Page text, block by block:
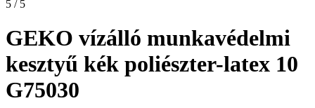
5 / 5
GEKO vízálló munkavédelmi
kesztyű kék poliészter-latex 10
G75030